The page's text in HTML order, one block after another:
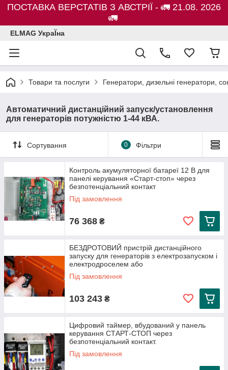
ПОСТАВКА ВЕРСТАТІВ З АВСТРІЇ - 🚛 21.08. 2026
🚛
ELMAG УкраЇна
Товари та послуги Генератори, дизельні генератори,
Автоматичний дистанційний запуск/установлення
для генераторів потужністю 1-44 кВА.
Сортування 0 Фільтри
Контроль акумуляторної батареї 12 В для
панелі керування «Старт-стоп» через
безпотенціальний контакт
Під замовлення
76 368 ₴
БЕЗДРОТОВИЙ пристрій дистанційного
запуску для генераторів з електрозапуском і
електродроселем або
Під замовлення
103 243 ₴
Цифровий таймер, вбудований у панель
керування СТАРТ-СТОП через
безпотенціальний контакт.
Під замовлення